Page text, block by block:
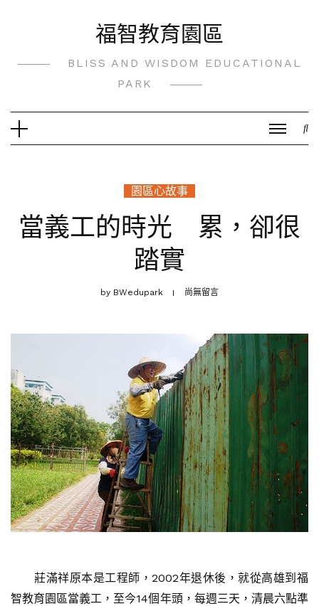
福智教育園區
BLISS AND WISDOM EDUCATIONAL
PARK
園區心故事
當義工的時光 累，卻很
踏實
by BWedupark 尚無留言
莊滿祥原本是工程師，2002年退休後，就從高雄到福
智教育園區當義工，至今14個年頭，每週三天，清晨六點準